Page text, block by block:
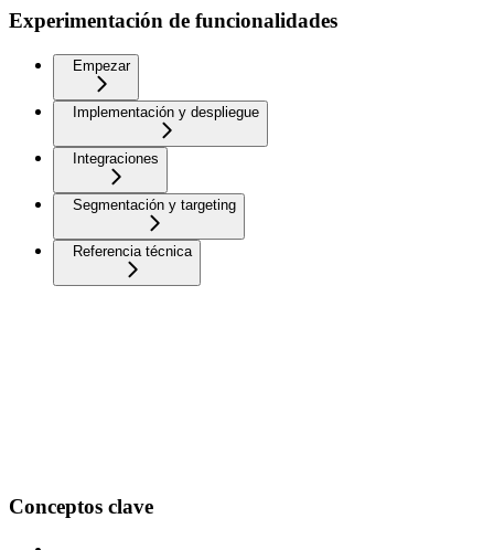
Experimentación de funcionalidades
Empezar
Implementación y despliegue
Integraciones
Segmentación y targeting
Referencia técnica
Conceptos clave